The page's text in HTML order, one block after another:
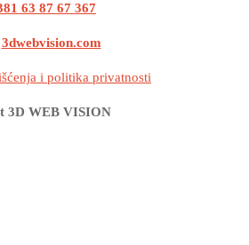
63 87 67 367
3dwebvision.com
i politika privatnosti
3D WEB VISION